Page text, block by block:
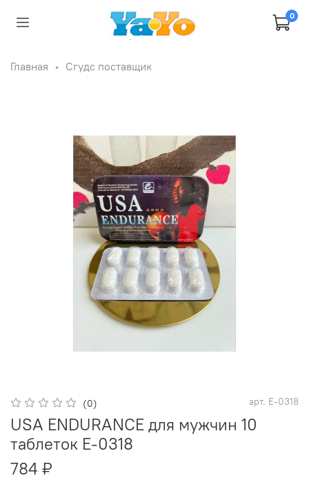
0
Главная Сгудс поставщик
(0) арт. E-0318
USA ENDURANCE для мужчин 10
таблеток E-0318
784 ₽